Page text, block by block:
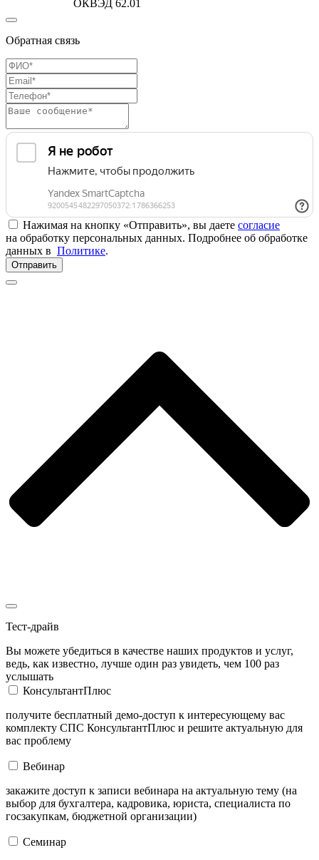
ОКВЭД 62.01
Обратная связь
Нажимая на кнопку «Отправить», вы даете согласие
на обработку персональных данных. Подробнее об обработке
данных в Политике.
Отправить
Тест-драйв
Вы можете убедиться в качестве наших продуктов и услуг,
ведь, как известно, лучше один раз увидеть, чем 100 раз
услышать
КонсультантПлюс
получите бесплатный демо-доступ к интересующему вас
комплекту СПС КонсультантПлюс и решите актуальную для
вас проблему
Вебинар
закажите доступ к записи вебинара на актуальную тему (на
выбор для бухгалтера, кадровика, юриста, специалиста по
госзакупкам, бюджетной организации)
Семинар